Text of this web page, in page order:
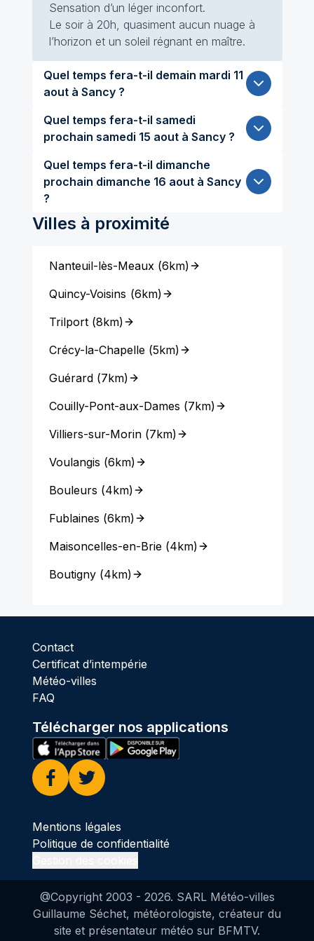
Sensation d’un léger inconfort.
Le soir à 20h, quasiment aucun nuage à
l’horizon et un soleil régnant en maître.
Quel temps fera-t-il demain mardi 11
aout à Sancy ?
Quel temps fera-t-il samedi
prochain samedi 15 aout à Sancy ?
Quel temps fera-t-il dimanche
prochain dimanche 16 aout à Sancy
?
Villes à proximité
Nanteuil-lès-Meaux(6km)
Quincy-Voisins (6km)
Trilport(8km)
Crécy-la-Chapelle(5km)
Guérard(7km)
Couilly-Pont-aux-Dames (7km)
Villiers-sur-Morin(7km)
Voulangis (6km)
Bouleurs (4km)
Fublaines (6km)
Maisoncelles-en-Brie(4km)
Boutigny(4km)
Contact
Certificat d’intempérie
Météo-villes
FAQ
Télécharger nos applications
Facebook
Twitter
Mentions légales
Politique de confidentialité
@Copyright 2003 - 2026. SARL Météo-villes
Guillaume Séchet, météorologiste, créateur du
site et présentateur météo sur BFMTV.